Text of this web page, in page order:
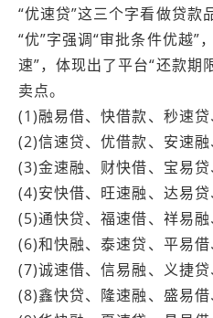
“优速贷”这三个字看做贷款
“优”字强调“审批条件优越”
速”，体现出了平台“还款期
卖点。
(1)融易借、快借款、秒速
(2)信速贷、优借款、安速
(3)金速融、财快借、宝易
(4)安快借、旺速融、达易
(5)通快贷、福速借、祥易
(6)和快融、泰速贷、平易
(7)诚速借、信易融、义捷
(8)鑫快贷、隆速融、盛易